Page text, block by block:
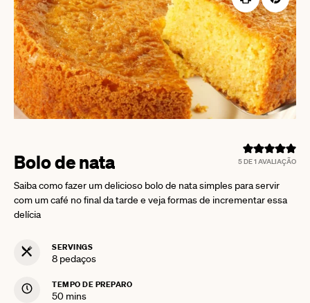
5DE 1 AVALIAÇÃO
Bolo de nata
Saiba como fazer um delicioso bolo de nata simples para servir
com um café no final da tarde e veja formas de incrementar essa
delícia
SERVINGS
8 pedaços
TEMPO DE PREPARO
50minutes
mins